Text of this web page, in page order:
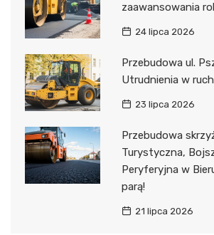
zaawansowania
24 lipca 2026
Przebudowa ul.
Utrudnienia w
23 lipca 2026
Przebudowa
Turystyczna,
Peryferyjna w
parą!
21 lipca 2026